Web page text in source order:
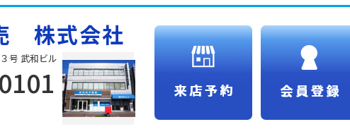
株式会社
号 武和ビル